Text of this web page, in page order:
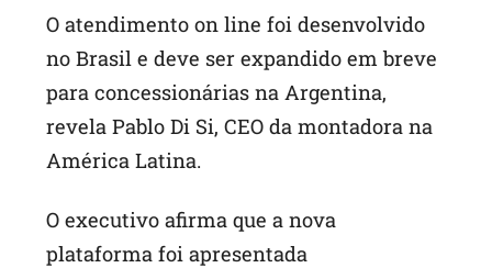
O atendimento on line foi desenvolvido
no Brasil e deve ser expandido em breve
para concessionárias na Argentina,
revela Pablo Di Si, CEO da montadora na
América Latina.
O executivo afirma que a nova
plataforma foi apresentada